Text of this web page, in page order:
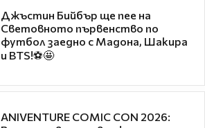
Джъстин Бийбър ще пее на
Световното първенство по
футбол заедно с Мадона, Шакира
и BTS!⚽🤩
ANIVENTURE COMIC CON 2026: